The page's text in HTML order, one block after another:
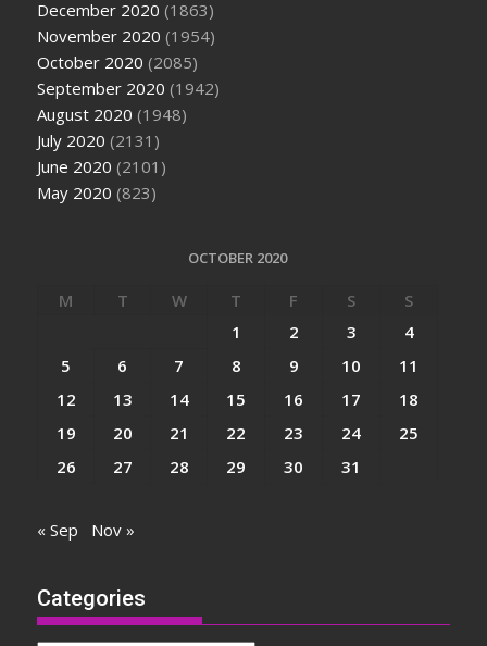
December 2020 (1863)
November 2020 (1954)
October 2020 (2085)
September 2020 (1942)
August 2020 (1948)
July 2020 (2131)
June 2020 (2101)
May 2020 (823)
OCTOBER 2020
M T W T F S
S
1
2 3
4
5
6 7 8 9 10
11
12
13 14 15 16 17
18
19
20 21 22 23 24
25
26
27 28 29 30 31
« Sep Nov »
Categories